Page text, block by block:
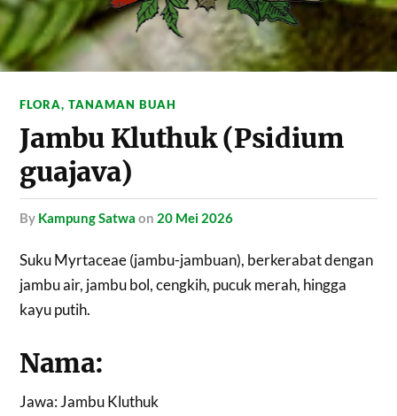
FLORA,TANAMAN BUAH
Jambu Kluthuk (Psidium
guajava)
by Kampung Satwa on 20 Mei 2026
Suku Myrtaceae (jambu-jambuan), berkerabat dengan
jambu air, jambu bol, cengkih, pucuk merah, hingga
kayu putih.
Nama:
Jawa: Jambu Kluthuk